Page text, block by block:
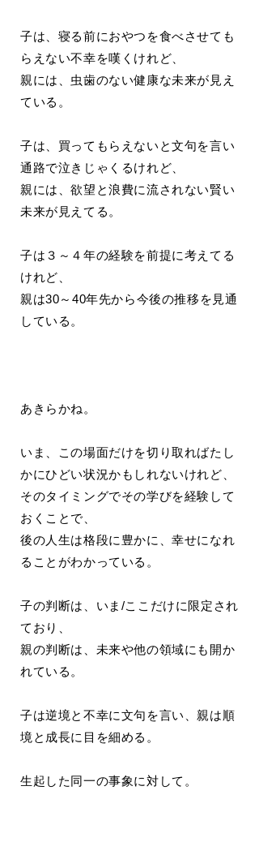
子は、寝る前におやつを食べさせても
らえない不幸を嘆くけれど、
親には、虫歯のない健康な未来が見え
ている。
子は、買ってもらえないと文句を言い
通路で泣きじゃくるけれど、
親には、欲望と浪費に流されない賢い
未来が見えてる。
子は３～４年の経験を前提に考えてる
けれど、
親は30～40年先から今後の推移を見通
している。
あきらかね。
いま、この場面だけを切り取ればたし
かにひどい状況かもしれないけれど、
そのタイミングでその学びを経験して
おくことで、
後の人生は格段に豊かに、幸せになれ
ることがわかっている。
子の判断は、いま/ここだけに限定され
ており、
親の判断は、未来や他の領域にも開か
れている。
子は逆境と不幸に文句を言い、親は順
境と成長に目を細める。
生起した同一の事象に対して。